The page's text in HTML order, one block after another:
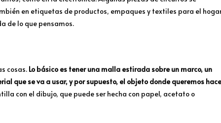
en etiquetas de productos, empaques y textiles para el
de lo que pensamos.
cosas. Lo básico es tener una malla estirada sobre un marco, un
que se va a usar, y por supuesto, el objeto donde queremos
con el dibujo, que puede ser hecha con papel, acetato o